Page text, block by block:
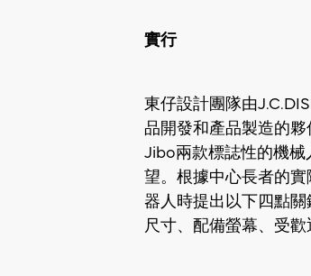
實行
東仔設計團隊由
品開發和產品製造的
Jibo兩款標誌性的機
望。根據中心長者的
器人時提出以下四點
尺寸、配備螢幕、受歡